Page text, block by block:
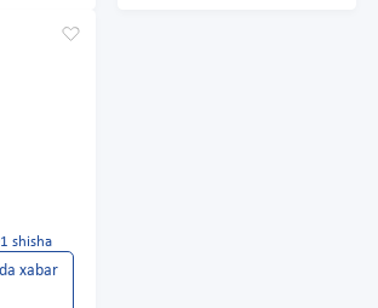
shisha
xabar